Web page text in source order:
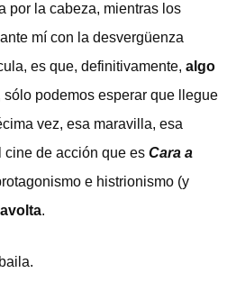
por la cabeza, mientras los
mí con la desvergüenza
es que, definitivamente, algo
sólo podemos esperar que llegue
vez, esa maravilla, esa
de acción que es Cara a
e histrionismo (y
.